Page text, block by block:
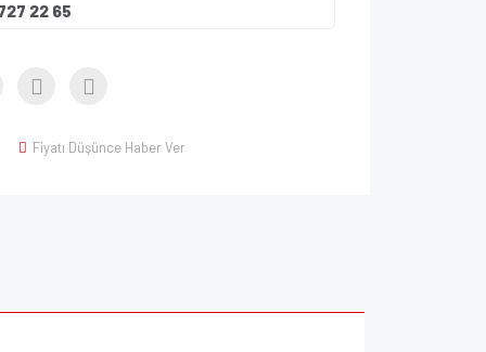
22 65
Fiyatı Düşünce Haber Ver